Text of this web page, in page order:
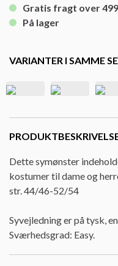
Gratis fragt over
På lager
VARIANTER I SAMME
Dette symønster
kostumer til dame og
str. 44/46-52/54
Syvejledning er på tysk,
Sværhedsgrad: Easy.